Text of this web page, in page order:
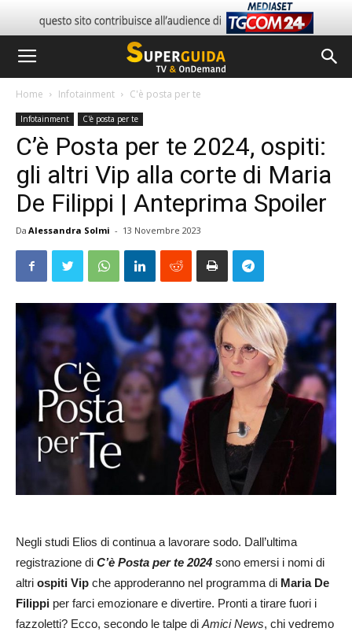
Home Infotainment C'è posta per te
Infotainment C'è posta per te
C’è Posta per te 2024, ospiti:
gli altri Vip alla corte di Maria
De Filippi | Anteprima Spoiler
Da Alessandra Solmi - 13 Novembre 2023
Negli studi Elios di continua a lavorare sodo. Dall’ultima
registrazione di C’è Posta per te 2024 sono emersi i nomi di
altri ospiti Vip che approderanno nel programma di Maria De
Filippi per farci emozionare e divertire. Pronti a tirare fuori i
fazzoletti? Ecco, secondo le talpe diAmici News, chi vedremo